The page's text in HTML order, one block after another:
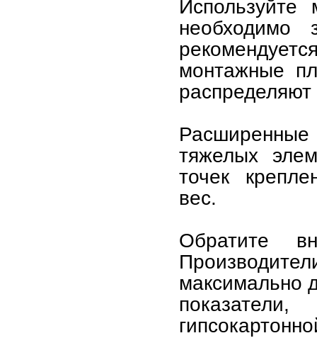
необходимо
монтажные
распределяют
тяжелых
точек
вес.
Обратите
максимально